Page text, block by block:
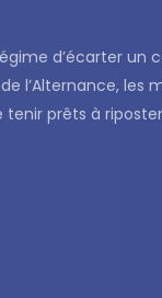
d’écarter un
l’Alternance,
tenir prêts à